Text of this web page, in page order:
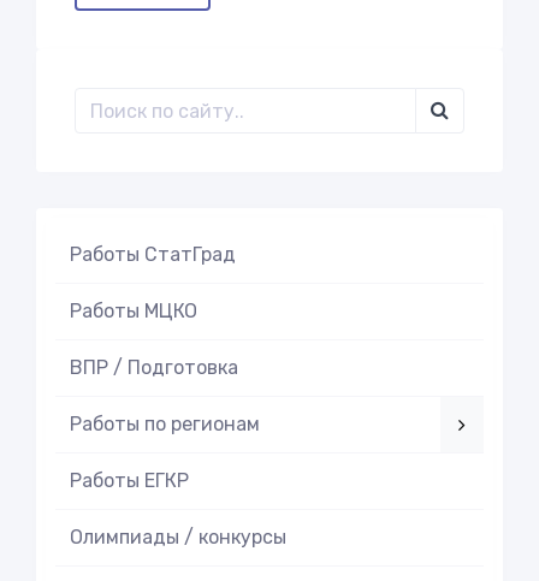
Работы СтатГрад
Работы МЦКО
ВПР / Подготовка
Работы по регионам
Работы ЕГКР
Олимпиады / конкурсы